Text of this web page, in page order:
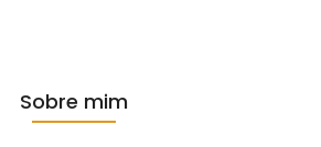
Sobre mim